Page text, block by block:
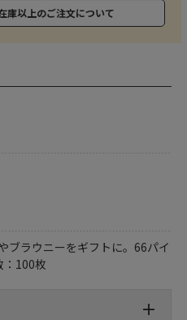
庫以上のご注文について
ブラウニーをギフトに。66パイ
100枚